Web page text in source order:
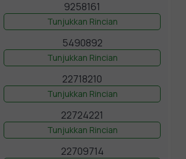
9258161
Tunjukkan Rincian
5490892
Tunjukkan Rincian
22718210
Tunjukkan Rincian
22724221
Tunjukkan Rincian
22709714